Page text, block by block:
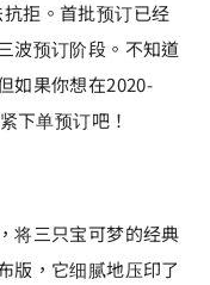
拒。首批预订已经
波预订阶段。不知道
如果你想在2020-
下单预订吧！
将三只宝可梦的经典
版，它细腻地压印了